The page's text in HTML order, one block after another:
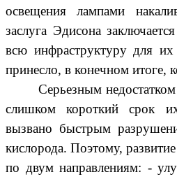
освещения лампами
заслуга Эдисона
всю инфраструктуру для
принесло, в конечном итоге,
Серьезным
слишком короткий срок
вызвано быстрым
кислорода. Поэтому,
по двум направлениям: -